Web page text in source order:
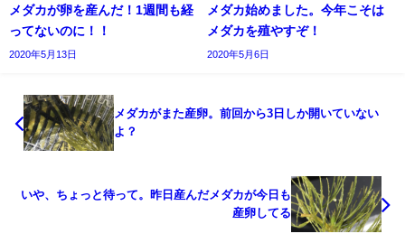
メダカが卵を産んだ！1週間も経
ってないのに！！
2020年5月13日
メダカ始めました。今年こそは
メダカを殖やすぞ！
2020年5月6日
メダカがまた産卵。前回から3日しか開いていない
よ？
いや、ちょっと待って。昨日産んだメダカが今日も
産卵してる